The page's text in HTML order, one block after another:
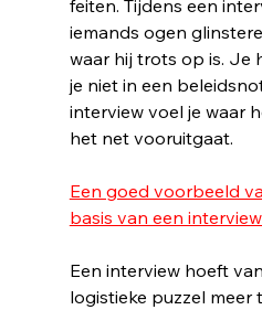
feiten. Tijdens een
iemands ogen
waar hij trots op is. Je
je niet in een
interview voel je waar
het net vooruitgaat.
Een goed voorbeeld
basis van een
Een interview hoeft
logistieke puzzel meer